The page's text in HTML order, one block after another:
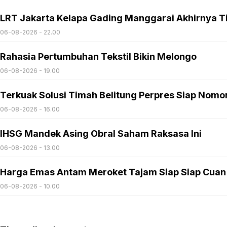
LRT Jakarta Kelapa Gading Manggarai Akhirnya
06-08-2026 - 22.00
Rahasia Pertumbuhan Tekstil Bikin Melongo
06-08-2026 - 19.00
Terkuak Solusi Timah Belitung Perpres Siap
06-08-2026 - 16.00
IHSG Mandek Asing Obral Saham Raksasa Ini
06-08-2026 - 13.00
Harga Emas Antam Meroket Tajam Siap Siap Cuan
06-08-2026 - 10.00